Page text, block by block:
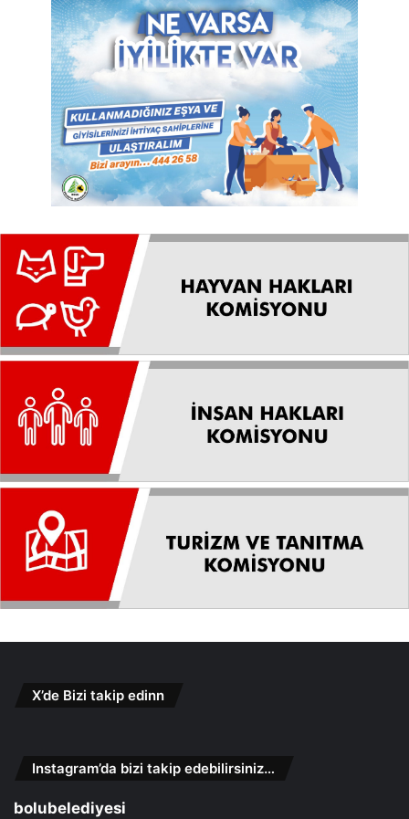
X’de Bizi takip edinn
Instagram’da bizi takip edebilirsiniz…
bolubelediyesi